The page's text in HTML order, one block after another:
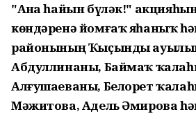
"Аҙна һайын бүләк!"
көндәренә йомғаҡ яһаныҡ
районының Ҡыҫынды
Абдуллинаны, Баймаҡ
Алғушаеваны, Белорет
Мәжитова, Адель Әмирова